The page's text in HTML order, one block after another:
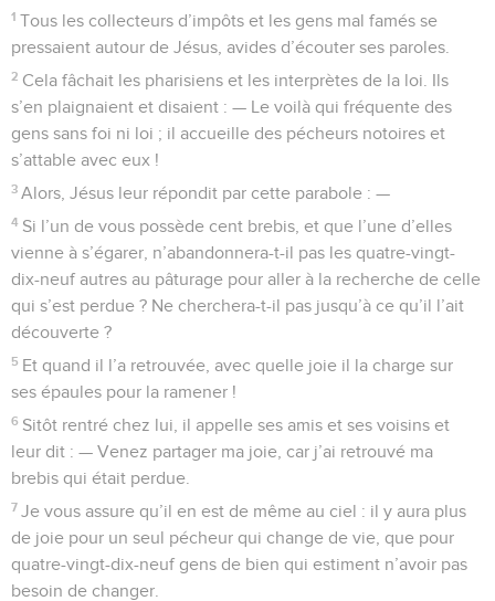
1 Tous les collecteurs d’impôts et les gens mal famés se
pressaient autour de Jésus, avides d’écouter ses paroles.
2 Cela fâchait les pharisiens et les interprètes de la loi. Ils
s’en plaignaient et disaient : — Le voilà qui fréquente des
gens sans foi ni loi ; il accueille des pécheurs notoires et
s’attable avec eux !
3 Alors, Jésus leur répondit par cette parabole : —
4 Si l’un de vous possède cent brebis, et que l’une d’elles
vienne à s’égarer, n’abandonnera-t-il pas les quatre-vingt-
dix-neuf autres au pâturage pour aller à la recherche de celle
qui s’est perdue ? Ne cherchera-t-il pas jusqu’à ce qu’il l’ait
découverte ?
5 Et quand il l’a retrouvée, avec quelle joie il la charge sur
ses épaules pour la ramener !
6 Sitôt rentré chez lui, il appelle ses amis et ses voisins et
leur dit : — Venez partager ma joie, car j’ai retrouvé ma
brebis qui était perdue.
7 Je vous assure qu’il en est de même au ciel : il y aura plus
de joie pour un seul pécheur qui change de vie, que pour
quatre-vingt-dix-neuf gens de bien qui estiment n’avoir pas
besoin de changer.